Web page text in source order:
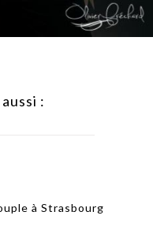
:
à Strasbourg